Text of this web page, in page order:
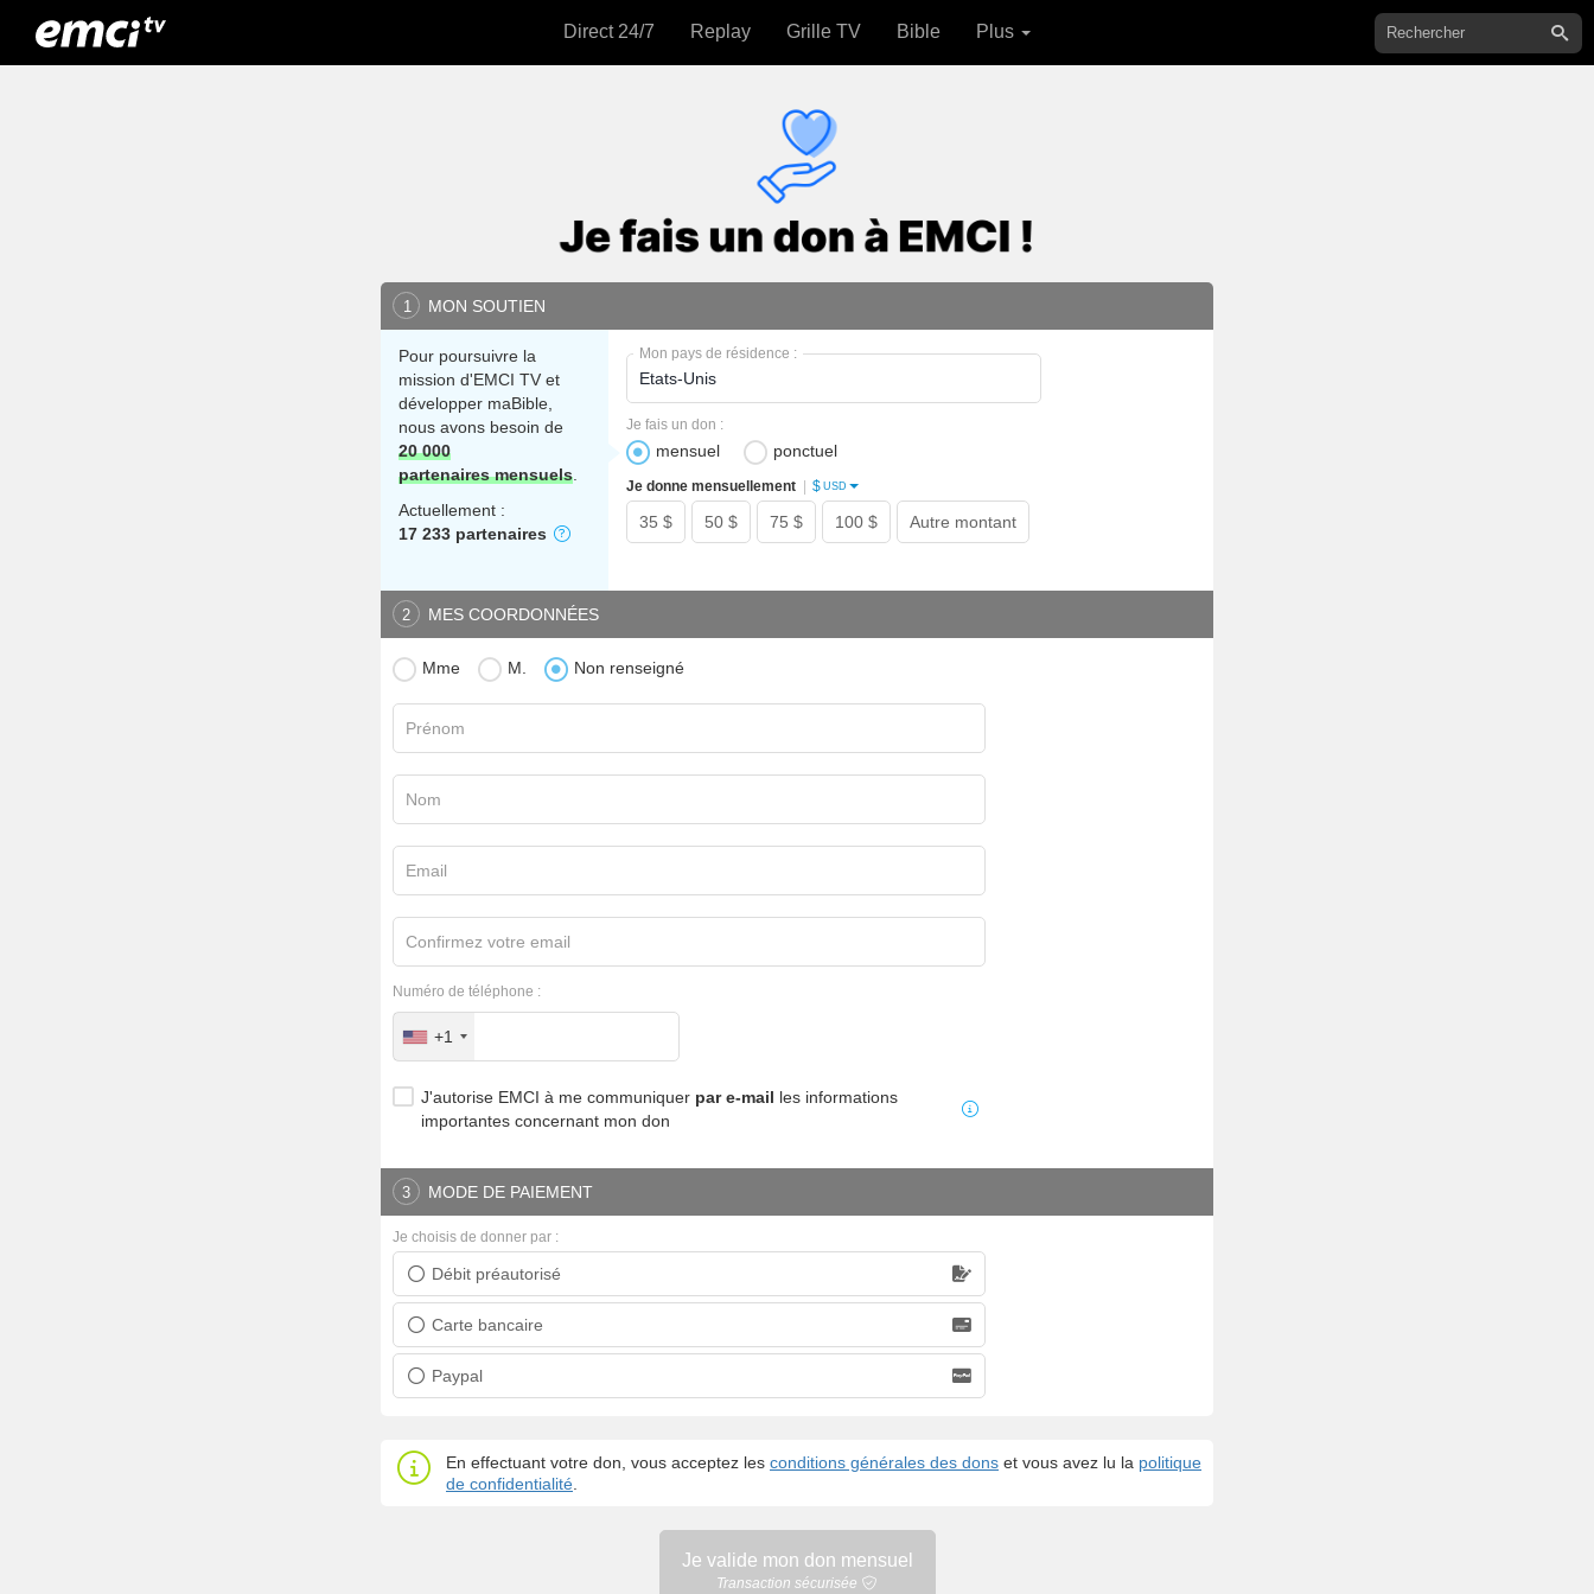
Direct 24/7 Replay Grille TV Bible Plus
1 MON SOUTIEN
Pour poursuivre la
mission d'EMCI TV et
développer maBible,
nous avons besoin de
20 000
partenaires mensuels.
Actuellement :
17 233 partenaires
Mon pays de résidence :
mensuel ponctuel
Je fais un don :
35 $ 50 $ 75 $ 100 $ Autre montant
Je donne mensuellement $ USD
2 MES COORDONNÉES
Mme M. Non renseigné
Prénom
Nom
Email
Confirmez votre email
Numéro de téléphone :
+1
J'autorise EMCI à me communiquer par e-mail les informations
importantes concernant mon don
3 MODE DE PAIEMENT
Débit préautorisé
Prélèvement bancaire
Carte bancaire
Carte bancaire
Paypal
Paypal
Je choisis de donner par :
En effectuant votre don, vous acceptez les conditions générales des dons et vous avez lu la politique
de confidentialité.
Je valide mon don mensuel
Transaction sécurisée